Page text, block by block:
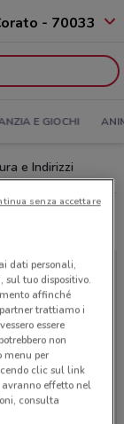
- 70033
E GIOCHI
e Indirizzi
dati personali,
tuo dispositivo.
affinché
trattiamo i
essere
non
menu per
clic sul link
effetto nel
consulta
senza accettare